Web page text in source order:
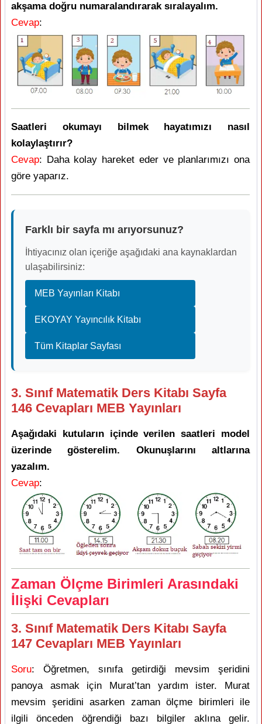
akşama doğru numaralandırarak sıralayalım.
Cevap:
Saatleri okumayı bilmek hayatımızı nasıl
kolaylaştırır?
Cevap: Daha kolay hareket eder ve planlarımızı ona
göre yaparız.
Farklı bir sayfa mı arıyorsunuz?
İhtiyacınız olan içeriğe aşağıdaki ana kaynaklardan
ulaşabilirsiniz:
MEB Yayınları Kitabı
EKOYAY Yayıncılık Kitabı
Tüm Kitaplar Sayfası
3. Sınıf Matematik Ders Kitabı Sayfa
146 Cevapları MEB Yayınları
Aşağıdaki kutuların içinde verilen saatleri model
üzerinde gösterelim. Okunuşlarını altlarına
yazalım.
Cevap:
Zaman Ölçme Birimleri Arasındaki
İlişki Cevapları
3. Sınıf Matematik Ders Kitabı Sayfa
147 Cevapları MEB Yayınları
Soru: Öğretmen, sınıfa getirdiği mevsim şeridini
panoya asmak için Murat’tan yardım ister. Murat
mevsim şeridini asarken zaman ölçme birimleri ile
ilgili önceden öğrendiği bazı bilgiler aklına gelir.